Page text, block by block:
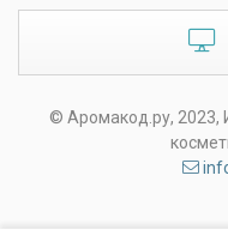
© Аромакод.ру, 2023,